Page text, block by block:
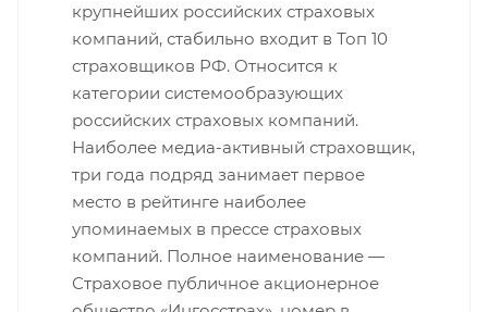
крупнейших российских страховых
компаний, стабильно входит в Топ 10
страховщиков РФ. Относится к
категории системообразующих
российских страховых компаний.
Наиболее медиа-активный страховщик,
три года подряд занимает первое
место в рейтинге наиболее
упоминаемых в прессе страховых
компаний. Полное наименование —
Страховое публичное акционерное